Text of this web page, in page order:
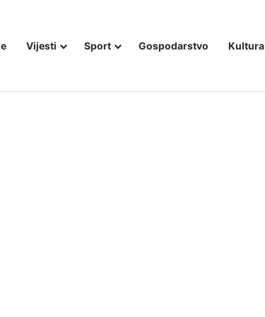
Vijesti Sport Gospodarstvo Kultura
veličanju tzv. Krajine